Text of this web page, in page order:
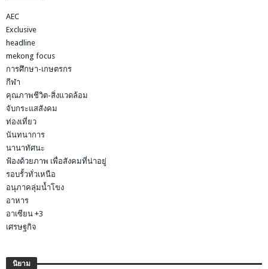
AEC
Exclusive
headline
mekong focus
การศึกษา-เกษตรกร
กีฬา
คุณภาพชีวิต-สิ่งแวดล้อม
จับกระแสสังคม
ท่องเที่ยว
นันทนาการ
นานาทัศนะ
ฟ้องด้วยภาพ เพื่อสังคมที่น่าอยู่
รอบรั้วทั่วเหนือ
อนุภาคลุ่มน้ำโขง
อาหาร
อาเซียน +3
เศรษฐกิจ
นิยาม